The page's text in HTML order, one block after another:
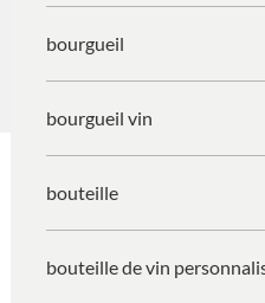
bourgueil
bourgueil vin
bouteille
bouteille de vin